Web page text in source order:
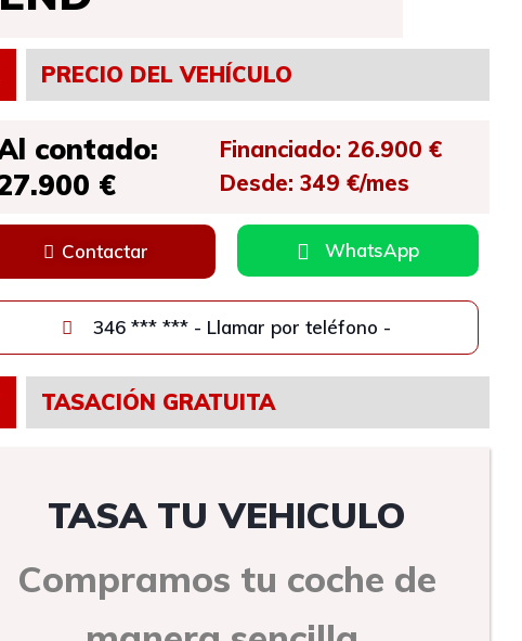
PRECIO DEL VEHÍCULO
contado:
€
Financiado: 26.900 €
Desde: 349 €/mes
Contactar WhatsApp
346 *** *** - Llamar por teléfono -
TASACIÓN GRATUITA
TASA TU VEHICULO
Compramos tu coche de